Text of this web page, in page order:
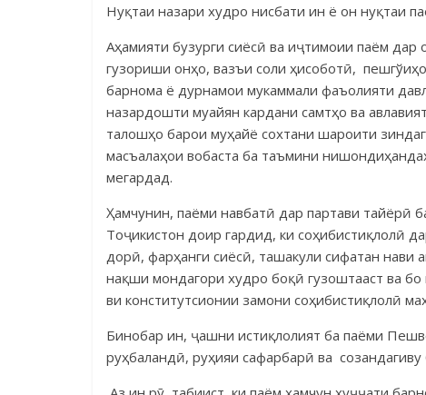
Нуқтаи назари худро нисбати ин ё он нуқтаи
Аҳамияти бузурги сиёсӣ ва иҷтимоии паём
гузориши онҳо, вазъи соли ҳисоботӣ,
барнома ё дур­намои му­каммали фаъолияти
назар­дошти муайян кардани самтҳо ва
талошҳо барои муҳайё сохтани ша­роити
масъ­а­лаҳои вобаста ба таъмини
мегардад.
Ҳамчунин, паёми навбатӣ дар партави тайёрӣ
То­ҷикистон до­ир гардид, ки со­ҳиб­ис­тиқ­лолӣ
дорӣ, фар­ҳанги сиёсӣ, ташакули сифатан
нақши мондагори худро бо­қӣ гузош­тааст ва
ви консти­тут­сионии замони ­соҳиб­истиқ­лолӣ
Бинобар ин, ҷашни истиқлолият ба паёми
руҳбаландӣ, руҳияи сафарбарӣ ва